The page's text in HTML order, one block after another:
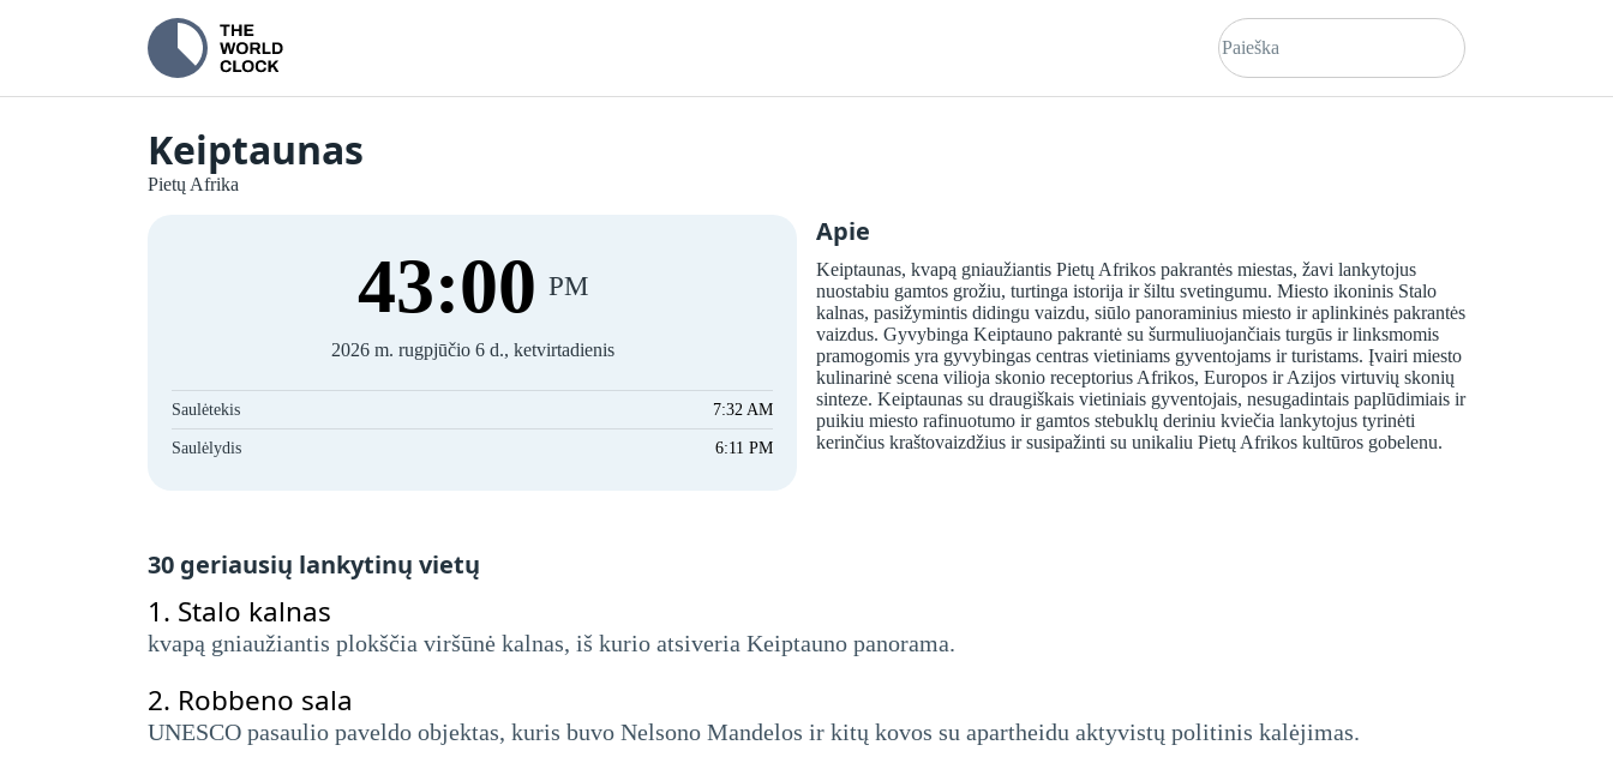
Keiptaunas
Pietų Afrika
43:00 PM
2026 m. rugpjūčio 6 d., ketvirtadienis
Saulėtekis 7:32 AM
Saulėlydis 6:11 PM
Apie
Keiptaunas, kvapą gniaužiantis Pietų Afrikos pakrantės miestas, žavi lankytojus
nuostabiu gamtos grožiu, turtinga istorija ir šiltu svetingumu. Miesto ikoninis Stalo
kalnas, pasižymintis didingu vaizdu, siūlo panoraminius miesto ir aplinkinės pakrantės
vaizdus. Gyvybinga Keiptauno pakrantė su šurmuliuojančiais turgūs ir linksmomis
pramogomis yra gyvybingas centras vietiniams gyventojams ir turistams. Įvairi miesto
kulinarinė scena vilioja skonio receptorius Afrikos, Europos ir Azijos virtuvių skonių
sinteze. Keiptaunas su draugiškais vietiniais gyventojais, nesugadintais paplūdimiais ir
puikiu miesto rafinuotumo ir gamtos stebuklų deriniu kviečia lankytojus tyrinėti
kerinčius kraštovaizdžius ir susipažinti su unikaliu Pietų Afrikos kultūros gobelenu.
30 geriausių lankytinų vietų
1. Stalo kalnas
kvapą gniaužiantis plokščia viršūnė kalnas, iš kurio atsiveria Keiptauno panorama.
2. Robbeno sala
UNESCO pasaulio paveldo objektas, kuris buvo Nelsono Mandelos ir kitų kovos su apartheidu aktyvistų politinis kalėjimas.